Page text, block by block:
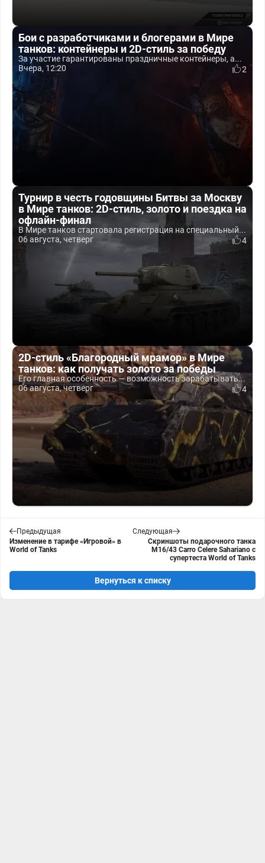
Бои с разработчиками и блогерами в Мире
танков: контейнеры и 2D-стиль за победу
За участие гарантированы праздничные контейнеры, а...
Вчера, 12:20
2
Турнир в честь годовщины Битвы за Москву
в Мире танков: 2D-стиль, золото и поездка на
офлайн-финал
В Мире танков стартовала регистрация на специальный...
06 августа, четверг
4
2D-стиль «Благородный мрамор» в Мире
танков: как получать золото за победы
Его главная особенность — возможность зарабатывать...
06 августа, четверг
4
Предыдущая
Изменение в тарифе «Игровой» в
World of Tanks
Следующая
Скриншоты подарочного танка
M16/43 Carro Celere Sahariano с
супертеста World of Tanks
Вернуться к списку